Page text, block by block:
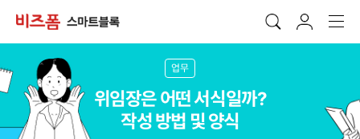
업무
위임장은 어떤 서식일까?
작성 방법 및 양식